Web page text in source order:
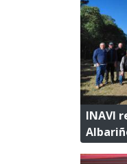
INAVI